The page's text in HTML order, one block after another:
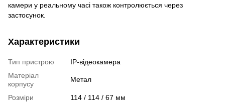
камери у реальному часі також контролюється через
застосунок.
Характеристики
Тип пристрою
IP-відеокамера
Матеріал
корпусу
Метал
Розміри
114 / 114 / 67 мм